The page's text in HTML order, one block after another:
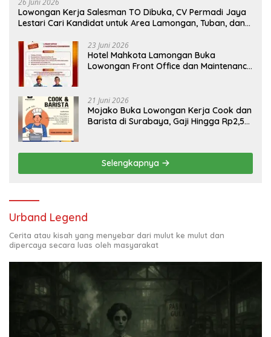
Lowongan Kerja Salesman TO Dibuka, CV Permadi Jaya
Lestari Cari Kandidat untuk Area Lamongan, Tuban, dan
23 Juni 2026
Hotel Mahkota Lamongan Buka
Lowongan Front Office dan Maintenance
21 Juni 2026
Mojako Buka Lowongan Kerja Cook dan
Barista di Surabaya, Gaji Hingga Rp2,5
Selengkapnya
Urband Legend
Cerita atau kisah yang menyebar dari mulut ke mulut dan
dipercaya secara luas oleh masyarakat